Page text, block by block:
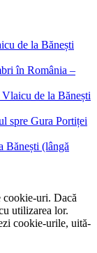
de la Bănești
în România –
de la Bănești
spre Gura Portiței
Bănești (lângă
cookie-uri. Dacă
utilizarea lor.
cookie-urile, uită-